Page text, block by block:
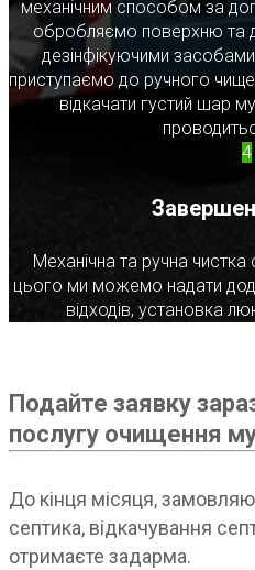
механічним способом за
обробляємо поверхню та
дезінфікуючими
приступаємо до ручного
відкачати густий шар
4
Механічна та ручна
цього ми можемо надати
відходів, установка
Подайте заявку
послугу очищення
До кінця місяця,
септика, відкачування
отримаєте задарма.